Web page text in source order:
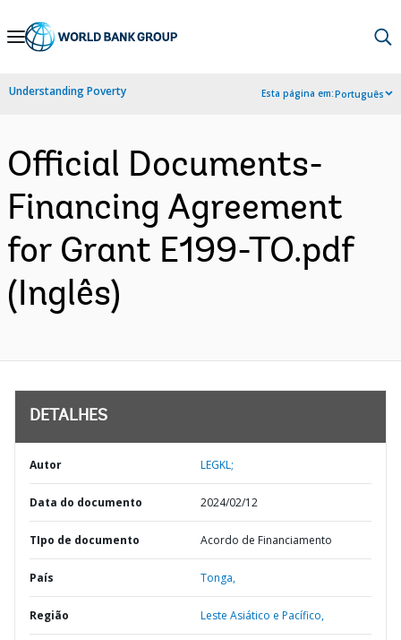
Skip
Navigation
Understanding Poverty Esta página em:Português
Official Documents-
Financing Agreement
for Grant E199-TO.pdf
(Inglês)
DETALHES
Autor LEGKL;
Data do documento 2024/02/12
TIpo de documento Acordo de Financiamento
País Tonga,
Região Leste Asiático e Pacífico,